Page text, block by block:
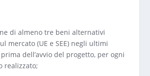
di almeno tre beni alternativi
mercato (UE e SEE) negli ultimi
dell’avvio del progetto, per ogni
realizzato;